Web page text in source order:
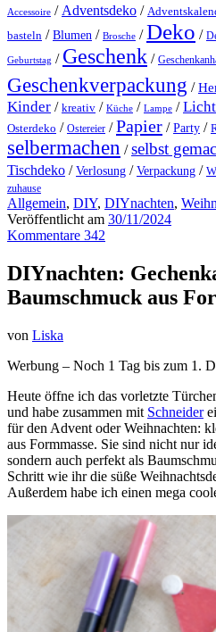
Accessoire / Adventsdeko /
basteln /Blumen / Brosche /Deko /
Geburtstag / Geschenk /
Geschenkverpackung /
Kinder / kreativ / Küche / Lampe /Licht
Osterdeko / Ostereier /Papier /Party /
selbermachen /selbst
Tischdeko /Verlosung /Verpackung /
zuhause
Allgemein, DIY, DIYnachten,
Veröffentlicht am 30/11/2024
Kommentare 342
DIYnachten:
Baumschmuck aus
von Liska
Werbung – Noch 1 Tag bis zum 1.
Heute öffne ich das vorletzte
und habe zusammen mit Schneider
für den Advent oder Weihnachten:
aus Formmasse. Sie sind nicht nur
sondern auch perfekt als
Schritt wie ihr die süße
Außerdem habe ich einen mega